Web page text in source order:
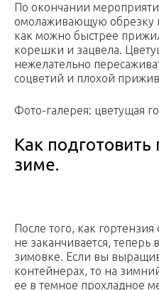
По окончании
омолаживающую обрезку
как можно быстрее
корешки и зацвела.
нежелательно
соцветий и плохой
Фото-галерея: цветущая
Как подготовить
зиме.
После того, как
не заканчивается, теперь
зимовке. Если вы
контейнерах, то на
ее в темное прохладное